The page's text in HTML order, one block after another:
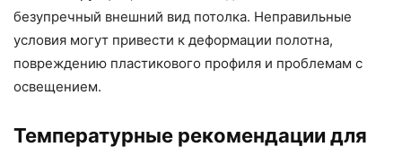
безупречный внешний вид потолка. Неправильные
условия могут привести к деформации полотна,
повреждению пластикового профиля и проблемам с
освещением.
Температурные рекомендации для